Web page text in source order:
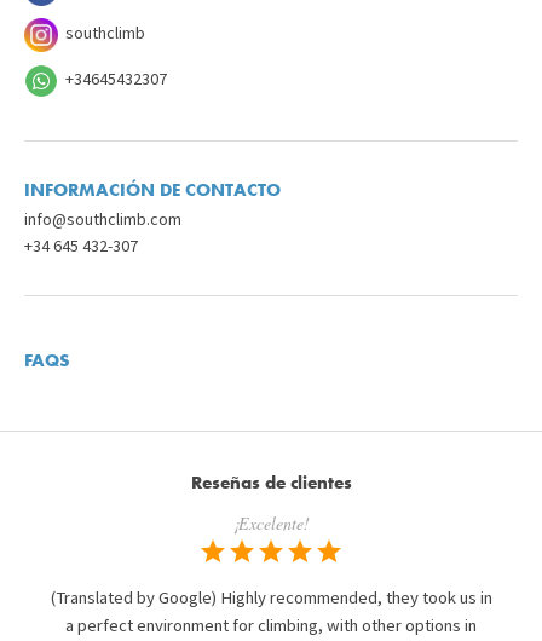
southclimb
+34645432307
INFORMACIÓN DE CONTACTO
info@southclimb.com
+34 645 432-307
FAQS
Reseñas de clientes
¡Excelente!
(Translated by Google) Highly recommended, they took us in
a perfect environment for climbing, with other options in